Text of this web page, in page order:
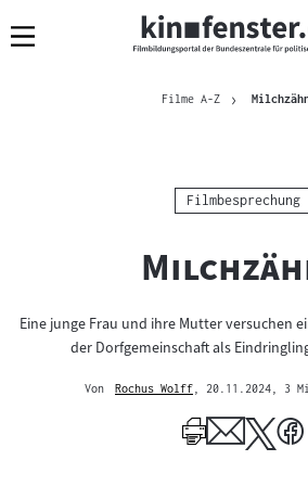
Navigation
zum
zur
BrotkrümelnavigationFilme A-Z
Kategorie:
Filmbesprechung
"
Eine junge Frau und ihre Mutter versuchen
der Dorfgemeinschaft als
Von
Rochus Wolff
Author
, 20.11.2024 , 3